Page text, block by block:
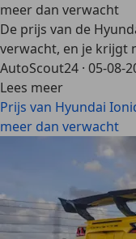
meer dan verwacht
De prijs van de
verwacht, en je krijgt
AutoScout24 · 05-08-
Lees meer
Prijs van Hyundai
meer dan verwacht